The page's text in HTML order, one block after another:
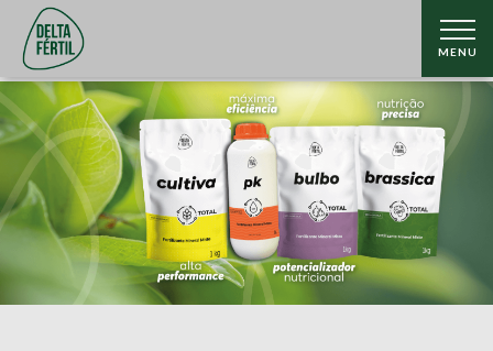
MENU